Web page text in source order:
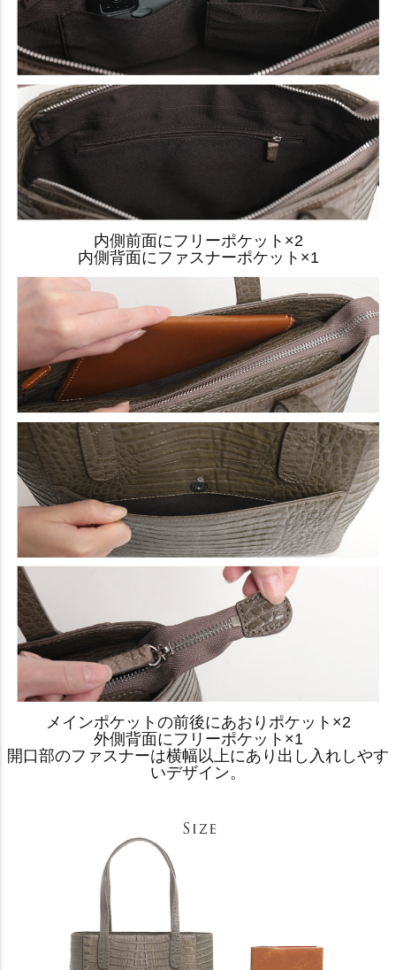
内側前面にフリーポケット×2
内側背面にファスナーポケット×1
メインポケットの前後にあおりポケット×2
外側背面にフリーポケット×1
開口部のファスナーは横幅以上にあり出し入れしやす
いデザイン。